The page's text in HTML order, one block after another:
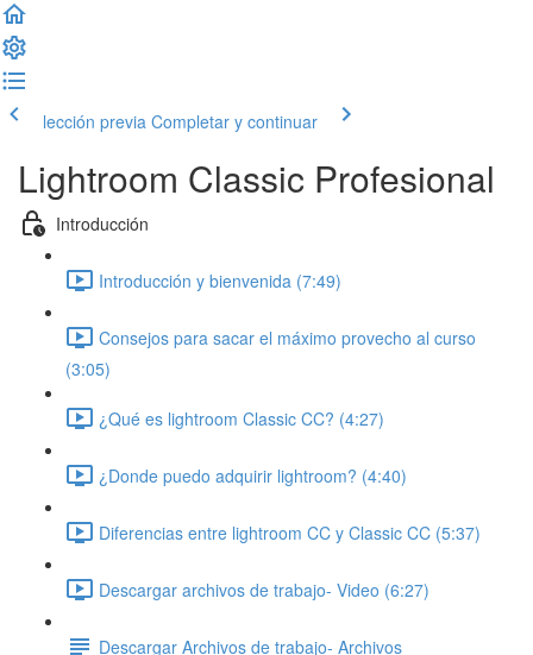
lección previa Completar y continuar
Lightroom Classic Profesional
Introducción
Introducción y bienvenida (7:49)
Consejos para sacar el máximo provecho al curso
(3:05)
¿Qué es lightroom Classic CC? (4:27)
¿Donde puedo adquirir lightroom? (4:40)
Diferencias entre lightroom CC y Classic CC (5:37)
Descargar archivos de trabajo- Video (6:27)
Descargar Archivos de trabajo- Archivos